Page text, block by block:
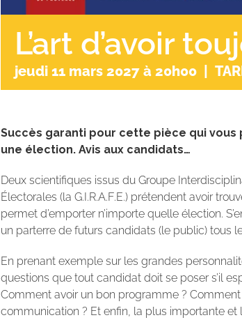
L’art d’avoir
jeudi 11 mars 2027 à 20h00
Succès garanti pour cette pièce qui
une élection. Avis aux candidats…
Deux scientifiques issus du Groupe
Électorales (la G.I.R.A.F.E.) prétendent avoir
permet d’emporter n’importe quelle élection.
un parterre de futurs candidats (le public) tous
En prenant exemple sur les grandes
questions que tout candidat doit se poser s’il
Comment avoir un bon programme ?
communication ? Et enfin, la plus importante